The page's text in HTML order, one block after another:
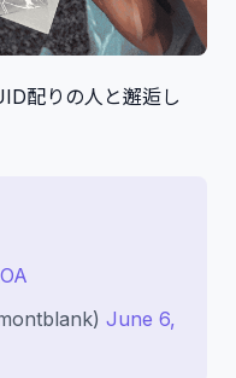
配りの人と邂逅し
June 6,